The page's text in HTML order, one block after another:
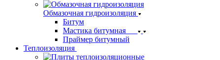
Обмазочная гидроизоляция
Битум
Мастика битумная
Праймер битумный
Теплоизоляция